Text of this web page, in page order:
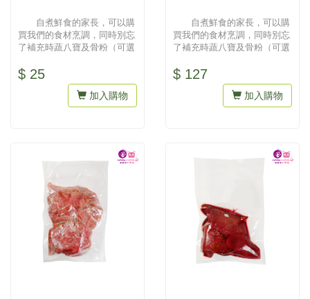
自煮鮮食的家長，可以購
買我們的食材烹調，同時別忘
了補充時蔬八寶及骨粉（可選
均衡...
$ 25
加入購物
自煮鮮食的家長，可以購
買我們的食材烹調，同時別忘
了補充時蔬八寶及骨粉（可選
均衡...
$ 127
加入購物